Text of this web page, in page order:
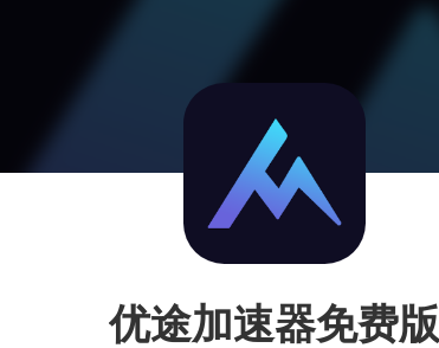
优途加速器免费版